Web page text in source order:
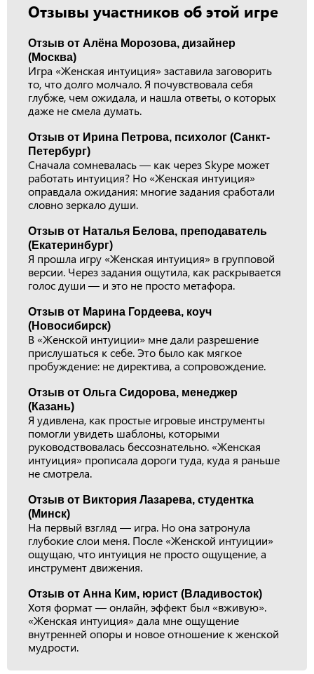
Отзывы участников об этой игре
Отзыв от Алёна Морозова, дизайнер
(Москва)
Игра «Женская интуиция» заставила заговорить
то, что долго молчало. Я почувствовала себя
глубже, чем ожидала, и нашла ответы, о которых
даже не смела думать.
Отзыв от Ирина Петрова, психолог (Санкт-
Петербург)
Сначала сомневалась — как через Skype может
работать интуиция? Но «Женская интуиция»
оправдала ожидания: многие задания сработали
словно зеркало души.
Отзыв от Наталья Белова, преподаватель
(Екатеринбург)
Я прошла игру «Женская интуиция» в групповой
версии. Через задания ощутила, как раскрывается
голос души — и это не просто метафора.
Отзыв от Марина Гордеева, коуч
(Новосибирск)
В «Женской интуиции» мне дали разрешение
прислушаться к себе. Это было как мягкое
пробуждение: не директива, а сопровождение.
Отзыв от Ольга Сидорова, менеджер
(Казань)
Я удивлена, как простые игровые инструменты
помогли увидеть шаблоны, которыми
руководствовалась бессознательно. «Женская
интуиция» прописала дороги туда, куда я раньше
не смотрела.
Отзыв от Виктория Лазарева, студентка
(Минск)
На первый взгляд — игра. Но она затронула
глубокие слои меня. После «Женской интуиции»
ощущаю, что интуиция не просто ощущение, а
инструмент движения.
Отзыв от Анна Ким, юрист (Владивосток)
Хотя формат — онлайн, эффект был «вживую».
«Женская интуиция» дала мне ощущение
внутренней опоры и новое отношение к женской
мудрости.